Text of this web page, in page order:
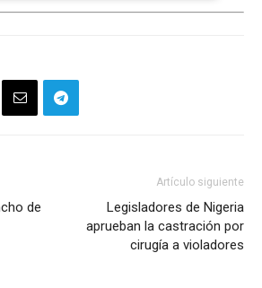
de
Artículo siguiente
Legisladores de Nigeria
aprueban la castración por
cirugía a violadores